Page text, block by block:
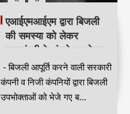
एआईएमआईएम द्वारा बिजली
की समस्या को लेकर
मुख्यमंत्री के बंगले का घेराव
करने के लिए एकत्रित होने
वालों को पुलिस ने लिया
हिरासत में ।
- बिजली आपूर्ति करने वाली सरकारी
कंपनी व निजी कंपनियों द्वारा बिजली
उपभोक्ताओं को भेजे गए ब...